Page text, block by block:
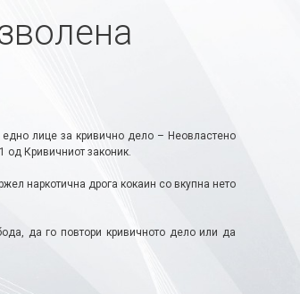
лице за кривично дело – Неовластено
од Кривичниот законик.
наркотична дрога кокаин со вкупна нето
да го повтори кривичното дело или да